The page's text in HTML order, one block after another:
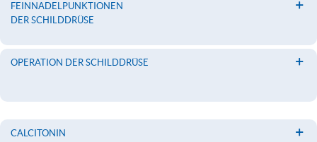
FEINNADELPUNKTIONEN
DER SCHILDDRÜSE
OPERATION DER SCHILDDRÜSE
CALCITONIN